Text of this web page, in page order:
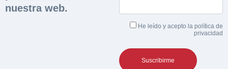
nuestra web.
He leído y acepto la política de
privacidad
Nombre y Apellidos*
Vehículos